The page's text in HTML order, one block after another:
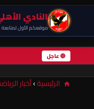
النادي
موقعكم الأول لمتابعة
🔴 عاجل
الرئيسية›أخبار